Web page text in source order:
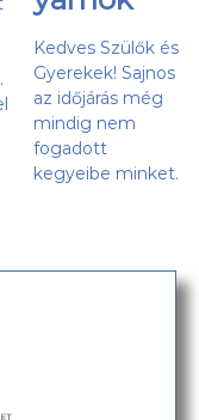
Kedves Szülők és
Gyerekek! Sajnos
az időjárás még
mindig nem
fogadott
kegyeibe minket.